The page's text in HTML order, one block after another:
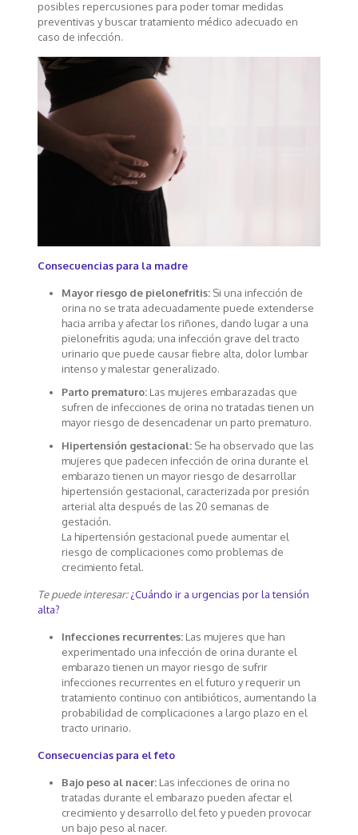
posibles repercusiones para poder tomar medidas
preventivas y buscar tratamiento médico adecuado en
caso de infección.
Consecuencias para la madre
Mayor riesgo de pielonefritis:Si una infección de
orina no se trata adecuadamente puede extenderse
hacia arriba y afectar los riñones, dando lugar a una
pielonefritis aguda; una infección grave del tracto
urinario que puede causar fiebre alta, dolor lumbar
intenso y malestar generalizado.
Parto prematuro: Las mujeres embarazadas que
sufren de infecciones de orina no tratadas tienen un
mayor riesgo de desencadenar un parto prematuro.
Hipertensión gestacional:Se ha observado que las
mujeres que padecen infección de orina durante el
embarazo tienen un mayor riesgo de desarrollar
hipertensión gestacional, caracterizada por presión
arterial alta después de las 20 semanas de
gestación.
La hipertensión gestacional puede aumentar el
riesgo de complicaciones como problemas de
crecimiento fetal.
Te puede interesar: ¿Cuándo ir a urgencias por la tensión
alta?
Infecciones recurrentes:Las mujeres que han
experimentado una infección de orina durante el
embarazo tienen un mayor riesgo de sufrir
infecciones recurrentes en el futuro y requerir un
tratamiento continuo con antibióticos, aumentando la
probabilidad de complicaciones a largo plazo en el
tracto urinario.
Consecuencias para el feto
Bajo peso al nacer:Las infecciones de orina no
tratadas durante el embarazo pueden afectar el
crecimiento y desarrollo del feto y pueden provocar
un bajo peso al nacer.